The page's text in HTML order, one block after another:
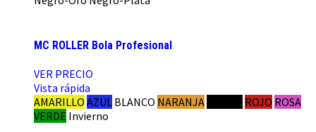
MC ROLLER Bola Profesional
VER PRECIO
Vista rápida
AMARILLO AZUL BLANCO NARANJA ROJO ROSA
VERDE Invierno